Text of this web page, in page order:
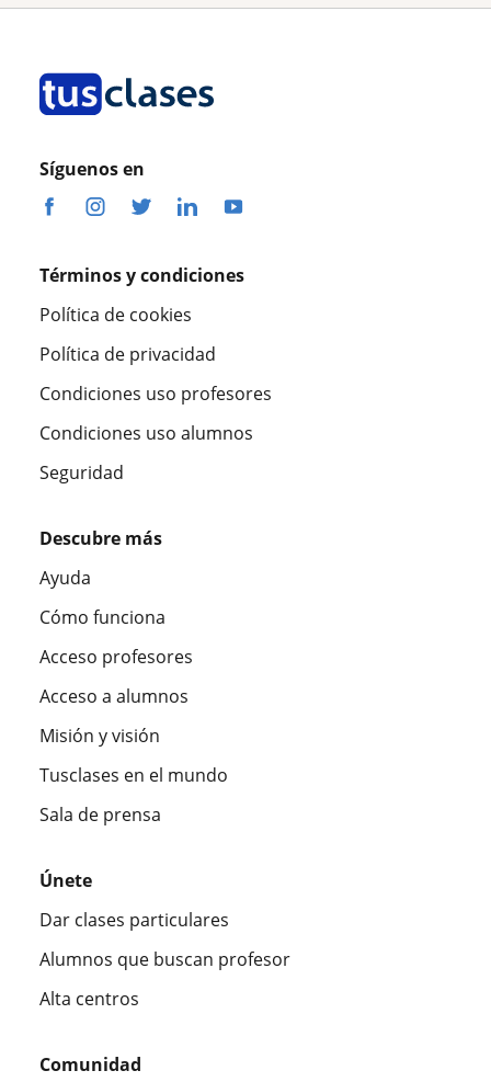
Síguenos en
Términos y condiciones
Política de cookies
Política de privacidad
Condiciones uso profesores
Condiciones uso alumnos
Seguridad
Descubre más
Ayuda
Cómo funciona
Acceso profesores
Acceso a alumnos
Misión y visión
Tusclases en el mundo
Sala de prensa
Únete
Dar clases particulares
Alumnos que buscan profesor
Alta centros
Comunidad